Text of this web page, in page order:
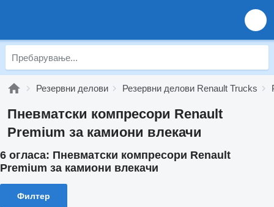
Резервни делови Резервни делови Renault Trucks
Пневматски компресори Renault
Premium за камиони влекачи
6 огласа: Пневматски компресори Renault
Premium за камиони влекачи
Филтер